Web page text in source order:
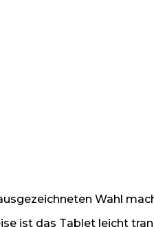
Wahl
ist das Tablet leicht